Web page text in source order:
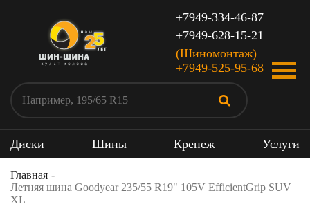
+7949-334-46-87
+7949-628-15-21
(Шиномонтаж)
+7949-525-95-68
Диски Шины Крепеж Услуги
Главная
Летняя шина Goodyear 235/55 R19" 105V EfficientGrip SUV
XL